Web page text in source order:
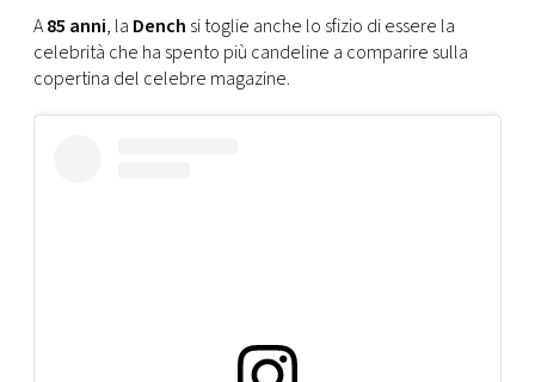
A85 anni, la Dench si toglie anche lo sfizio di essere la
celebrità che ha spento più candeline a comparire sulla
copertina del celebre magazine.